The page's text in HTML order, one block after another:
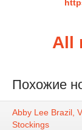
All
Похожие
Abby Lee Brazil,
Stockings